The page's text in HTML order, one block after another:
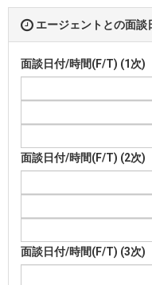
エージェントとの面談
面談日付/時間(F/T) (1次)
面談日付/時間(F/T) (2次)
面談日付/時間(F/T) (3次)